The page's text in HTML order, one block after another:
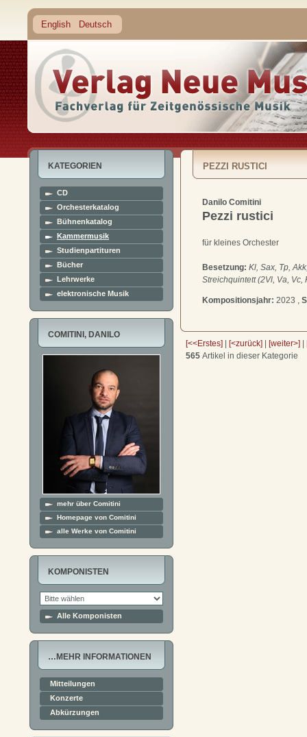
English Deutsch
KATEGORIEN
CD
Orchesterkatalog
Bühnenkatalog
Kammermusik
Studienpartituren
Bücher
Lehrwerke
elektronische Musik
COMITINI, DANILO
mehr über Comitini
Homepage von Comitini
alle Werke von Comitini
KOMPONISTEN
Alle Komponisten
…MEHR INFORMATIONEN
Mitteilungen
Konzerte
Abkürzungen
PEZZI RUSTICI
Danilo Comitini
Pezzi rustici
für kleines Orchester
Besetzung: Kl, Sax, Tp,
Streichquintett (2Vl, Va, Vc,
Kompositionsjahr: 2023 ,
[<<Erstes] [<zurück] [weiter>]
565 Artikel in dieser Kategorie